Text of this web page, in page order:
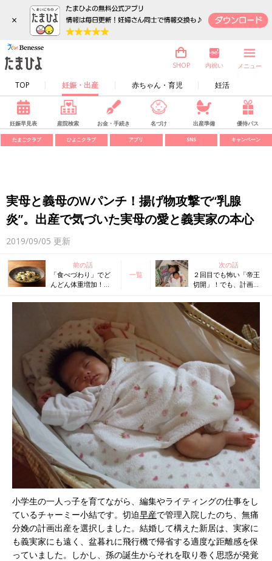
×
TOP 妊娠・出産 赤ちゃん・育児 妊活
SHOP 内祝い メニュー
妊娠早見表 産院検索 お金・手続き 名づけ 出産準備 優待パス
たまごクラブ ひよこクラブ アプリ SNS キャンペーン
実母と義母のWパンチ！揚げ物攻撃で“乳腺
炎”。出産で気づいた実母の愛と義実家の本心
2019/09/05 更新
前の話
「食べづわり」でど
んどん体重増加！救
ルールとお茶漬け
一覧
次の話
２回目でも怖い「帝王
切開」！でも、計画的
な選択
小学生の一人っ子を育てながら、編集やライティングの仕事をし
ているチャーミー小結です。切迫早産で管理入院したのち、無痛
分娩の計画出産を選択しました。結婚して構えた新居は、実家に
も義実家にも遠く、盆暮れに飛行機で帰省する適度な距離感を保
っていました。しかし、孫の誕生からそれを取り巻く思惑が発覚